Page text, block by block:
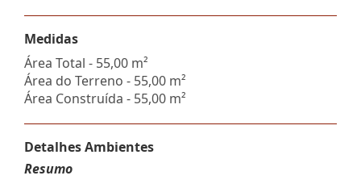
Medidas
Área Total - 55,00 m²
Área do Terreno - 55,00 m²
Área Construída - 55,00 m²
Detalhes Ambientes
Resumo